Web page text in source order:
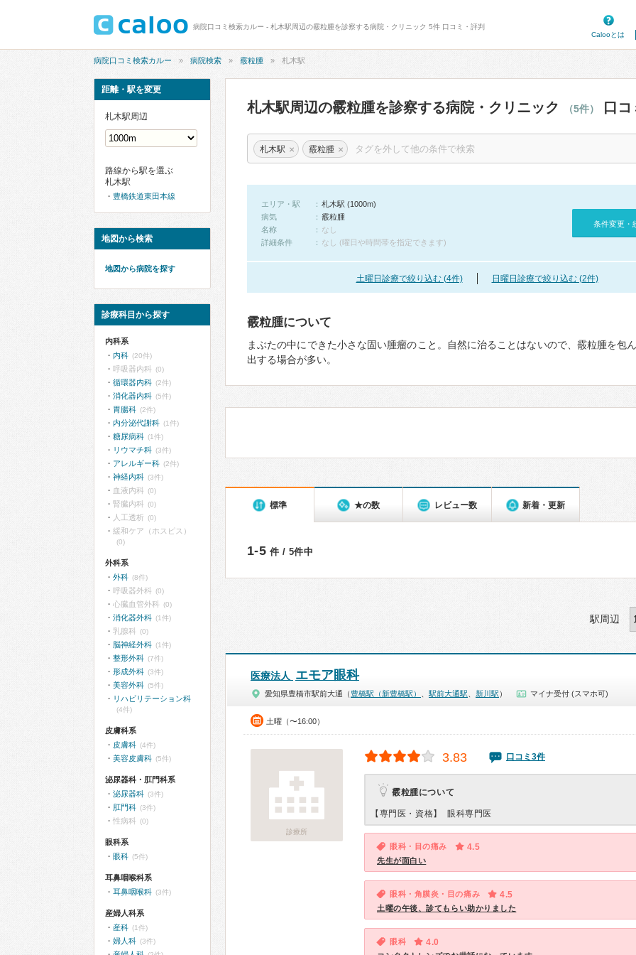
病院口コミ検索カルー - 札木駅周辺の霰粒腫を診察する病院・クリニック 5件 口コミ・評判
Calooとは
病院口コミ検索カルー 病院検索 霰粒腫 札木駅
札木駅周辺の霰粒腫を診察する病院・クリニック （5件） 口
札木駅 × 霰粒腫 ×
エリア・駅
札木駅 (1000m)
病気
霰粒腫
名称
なし
詳細条件
なし (曜日や時間帯を指定できます)
条件変更・
土曜日診療で絞り込む (4件) 日曜日診療で絞り込む (2件)
霰粒腫について
まぶたの中にできた小さな固い腫瘤のこと。自然に治ることはないので、霰粒腫を包
出する場合が多い。
標準 ★の数 レビュー数 新着・更新
1-5 件 / 5件中
駅周辺
医療法人 エモア眼科
愛知県豊橋市駅前大通（ 豊橋駅（新豊橋駅） 駅前大通駅 新川駅 ） マイナ受付 (スマホ可)
土曜（〜16:00）
診療所
3.83 口コミ3件
霰粒腫について
【専門医・資格】 眼科専門医
眼科・目の痛み 4.5
先生が面白い
眼科・角膜炎・目の痛み 4.5
土曜の午後、診てもらい助かりました
眼科 4.0
距離・駅を変更
札木駅周辺
路線から駅を選ぶ
札木駅
豊橋鉄道東田本線
地図から検索
地図から病院を探す
診療科目から探す
内科系
内科 (20件)
呼吸器内科 (0)
循環器内科 (2件)
消化器内科 (5件)
胃腸科 (2件)
内分泌代謝科 (1件)
糖尿病科 (1件)
リウマチ科 (3件)
アレルギー科 (2件)
神経内科 (3件)
血液内科 (0)
腎臓内科 (0)
人工透析 (0)
緩和ケア（ホスピス）
(0)
外科系
外科 (8件)
呼吸器外科 (0)
心臓血管外科 (0)
消化器外科 (1件)
乳腺科 (0)
脳神経外科 (1件)
整形外科 (7件)
形成外科 (3件)
美容外科 (5件)
リハビリテーション科
(4件)
皮膚科系
皮膚科 (4件)
美容皮膚科 (5件)
泌尿器科・肛門科系
泌尿器科 (3件)
肛門科 (3件)
性病科 (0)
眼科系
眼科 (5件)
耳鼻咽喉科系
耳鼻咽喉科 (3件)
産婦人科系
産科 (1件)
婦人科 (3件)